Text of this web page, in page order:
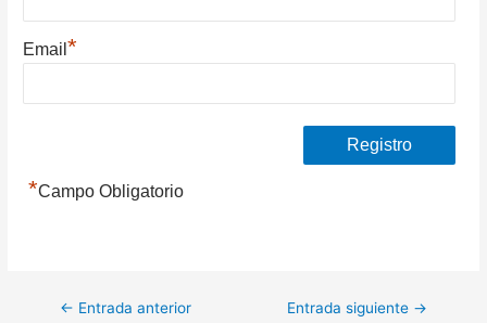
Email*
*Campo Obligatorio
Navegación
← Entrada anterior Entrada siguiente →